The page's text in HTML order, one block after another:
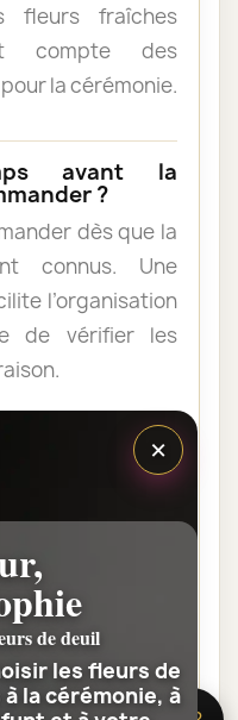
fleurs fraîches
compte des
la cérémonie.
avant la
?
dès que la
connus. Une
l’organisation
de vérifier les
être livrées
?
condoléances
avant ou après
que
les fleurs.
×
de deuil
les fleurs de
la cérémonie, à